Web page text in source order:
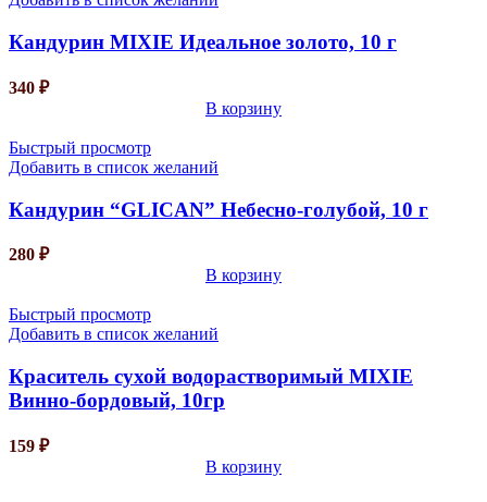
Кандурин MIXIE Идеальное золото, 10 г
340 ₽
В корзину
Быстрый просмотр
Добавить в список желаний
Кандурин “GLICAN” Небесно-голубой, 10 г
280 ₽
В корзину
Быстрый просмотр
Добавить в список желаний
Краситель сухой водорастворимый MIXIE
Винно-бордовый, 10гр
159 ₽
В корзину